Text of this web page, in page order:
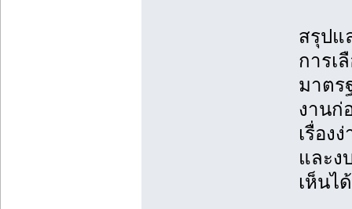
สรุปแ
การเ
มาตร
งานก่
เรื่อง
และง
เห็นไ